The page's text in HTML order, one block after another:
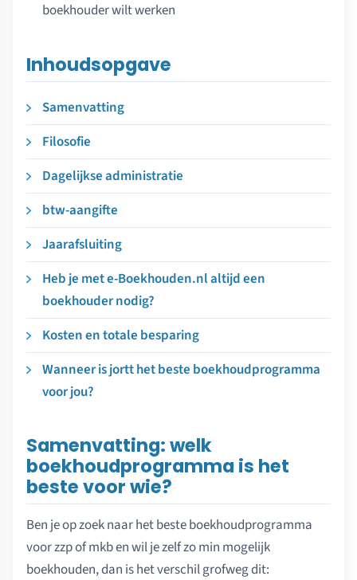
boekhouder wilt werken
Inhoudsopgave
Samenvatting
Filosofie
Dagelijkse administratie
btw-aangifte
Jaarafsluiting
Heb je met e-Boekhouden.nl altijd een
boekhouder nodig?
Kosten en totale besparing
Wanneer is jortt het beste boekhoudprogramma
voor jou?
Samenvatting: welk
boekhoudprogramma is het
beste voor wie?
Ben je op zoek naar het beste boekhoudprogramma
voor zzp of mkb en wil je zelf zo min mogelijk
boekhouden, dan is het verschil grofweg dit: